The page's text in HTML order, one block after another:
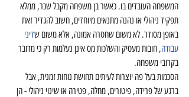
המשפחה העובדים בו. כאשר בן משפחה מקבל שכר, ממלא
תפקיד ניהולי או נהנה מתנאים מיוחדים, חשוב להגדיר זאת
באופן מסודר. לא משום שחסרה אמונה, אלא משום שדיני
עבודה, חובות מעסיק והשלכות מס אינן נעלמות רק כי מדובר
בקרובי משפחה.
הסכמות בעל פה יוצרות לעיתים תחושת נוחות זמנית, אבל
ברגע של פרידה, פיטורים, מחלה, פטירה או שינוי ניהולי - הן